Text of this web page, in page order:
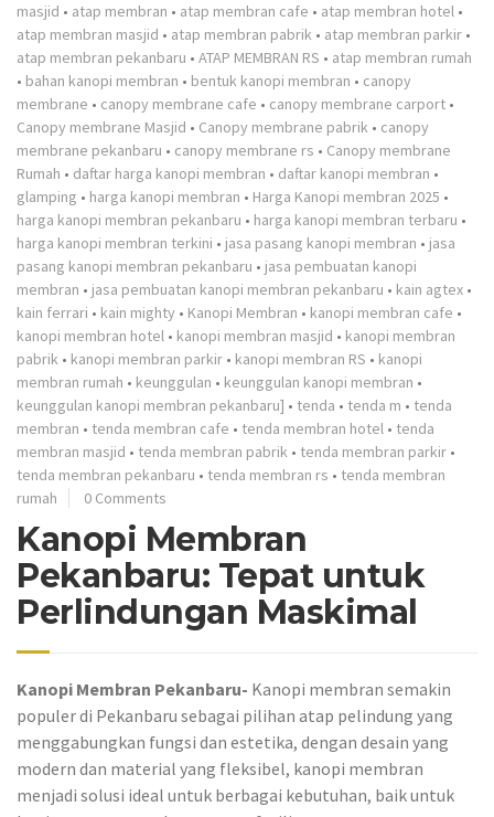
masjid • atap membran • atap membran cafe • atap membran hotel •
atap membran masjid • atap membran pabrik • atap membran parkir •
atap membran pekanbaru • ATAP MEMBRAN RS • atap membran rumah
• bahan kanopi membran • bentuk kanopi membran • canopy
membrane • canopy membrane cafe • canopy membrane carport •
Canopy membrane Masjid • Canopy membrane pabrik • canopy
membrane pekanbaru • canopy membrane rs • Canopy membrane
Rumah • daftar harga kanopi membran • daftar kanopi membran •
glamping • harga kanopi membran • Harga Kanopi membran 2025 •
harga kanopi membran pekanbaru • harga kanopi membran terbaru •
harga kanopi membran terkini • jasa pasang kanopi membran • jasa
pasang kanopi membran pekanbaru • jasa pembuatan kanopi
membran • jasa pembuatan kanopi membran pekanbaru • kain agtex •
kain ferrari • kain mighty • Kanopi Membran • kanopi membran cafe •
kanopi membran hotel • kanopi membran masjid • kanopi membran
pabrik • kanopi membran parkir • kanopi membran RS • kanopi
membran rumah • keunggulan • keunggulan kanopi membran •
keunggulan kanopi membran pekanbaru] • tenda • tenda m • tenda
membran • tenda membran cafe • tenda membran hotel • tenda
membran masjid • tenda membran pabrik • tenda membran parkir •
tenda membran pekanbaru • tenda membran rs • tenda membran
rumah
0 Comments
Kanopi Membran
Pekanbaru: Tepat untuk
Perlindungan Maskimal
Kanopi Membran Pekanbaru- Kanopi membran semakin
populer di Pekanbaru sebagai pilihan atap pelindung yang
menggabungkan fungsi dan estetika, dengan desain yang
modern dan material yang fleksibel, kanopi membran
menjadi solusi ideal untuk berbagai kebutuhan, baik untuk